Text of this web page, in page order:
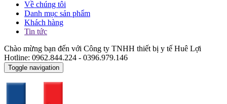
Về chúng tôi
Danh mục sản phẩm
Khách hàng
Tin tức
Chào mừng bạn đến với Công ty TNHH thiết bị y tế Huê Lợi
Hotline: 0962.844.224 - 0396.979.146
Toggle navigation